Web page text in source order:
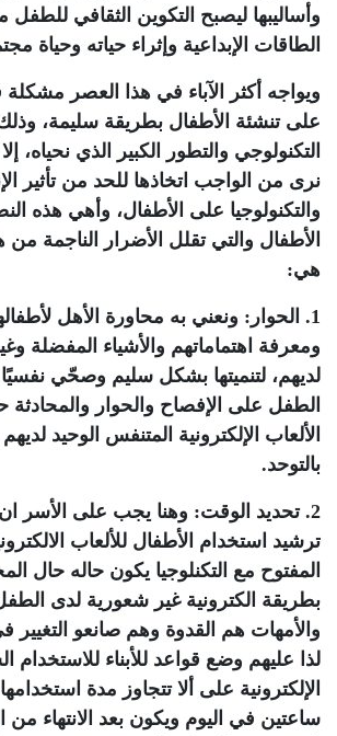
وأساليبها ليصبح التكوين الثقافي للطفل
الطاقات الإبداعية وإثراء حياته وحياة
ويواجه أكثر الآباء في هذا العصر
على تنشئة الأطفال بطريقة سليمة، وذلك
التكنولوجي والتطور الكبير الذي نحياه،
نرى من الواجب اتخاذها للحد من تأثير
والتكنولوجيا على الأطفال، وأهي هذه
الأطفال والتي تقلل الأضرار الناجمة من
هي:
1. الحوار : ونعني به محاورة الأهل
ومعرفة اهتماماتهم والأشياء المفضلة
لديهم، لتنميتها بشكل سليم وصحّي
الطفل على الإفصاح والحوار والمحادثة
الألعاب الإلكترونية المتنفس الوحيد
بالتوحد.
2. تحديد الوقت: وهنا يجب على الأسر
ترشيد استخدام الأطفال للألعاب
المفتوح مع التكنلوجيا يكون حاله حال
بطريقة الكترونية غير شعورية لدى
والأمهات هم القدوة وهم صانعو التغيير
لذا عليهم وضع قواعد للأبناء للاستخدام
الإلكترونية على ألا تتجاوز مدة
ساعتين في اليوم ويكون بعد الانتهاء من